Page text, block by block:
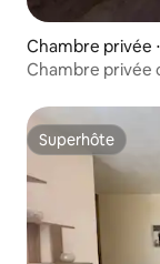
Chambre privée
Chambre privée
Superhôte
Superhôte